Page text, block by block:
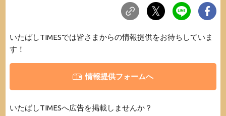
いたばしTIMESでは皆さまからの情報提供をお待ちしていま
す！
情報提供フォームへ
いたばしTIMESへ広告を掲載しませんか？